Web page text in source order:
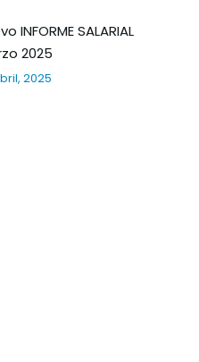
INFORME SALARIAL
2025
2025